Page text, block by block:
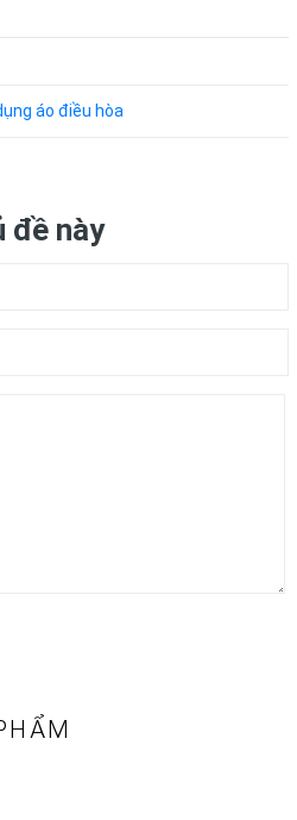
áo điều hòa
đề này